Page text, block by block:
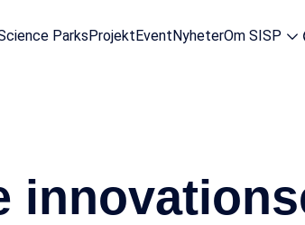
ParksProjektEventNyheterOm SISP